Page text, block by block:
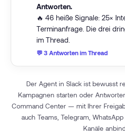
Antworten.
🔥 46 heiße Signale: 25×
Terminanfrage. Die drei
im Thread.
💬 3 Antworten im Thread
Der Agent in Slack ist bewusst
Kampagnen starten oder
Command Center — mit Ihrer
auch Teams, Telegram,
Kanäle